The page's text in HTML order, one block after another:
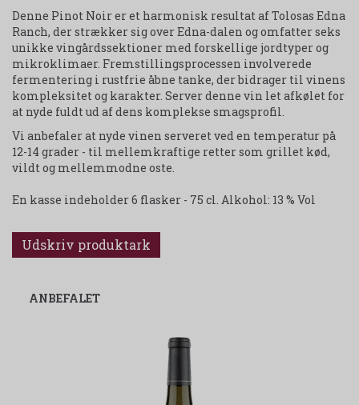
Denne Pinot Noir er et harmonisk resultat af Tolosas Edna
Ranch, der strækker sig over Edna-dalen og omfatter seks
unikke vingårdssektioner med forskellige jordtyper og
mikroklimaer. Fremstillingsprocessen involverede
fermentering i rustfrie åbne tanke, der bidrager til vinens
kompleksitet og karakter. Server denne vin let afkølet for
at nyde fuldt ud af dens komplekse smagsprofil.
Vi anbefaler at nyde vinen serveret ved en temperatur på
12-14 grader - til mellemkraftige retter som grillet kød,
vildt og mellemmodne oste.
En kasse indeholder 6 flasker - 75 cl. Alkohol: 13 % Vol
Udskriv produktark
ANBEFALET